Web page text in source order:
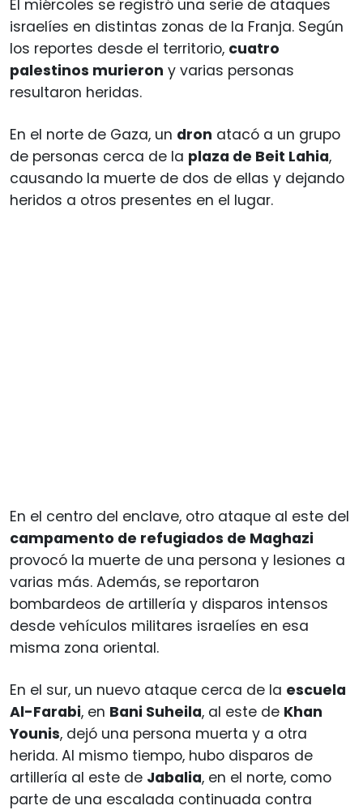
El miércoles se registró una serie de ataques
israelíes en distintas zonas de la Franja. Según
los reportes desde el territorio, cuatro
palestinos murieron y varias personas
resultaron heridas.
En el norte de Gaza, un dron atacó a un grupo
de personas cerca de la plaza de Beit Lahia,
causando la muerte de dos de ellas y dejando
heridos a otros presentes en el lugar.
En el centro del enclave, otro ataque al este del
campamento de refugiados de Maghazi
provocó la muerte de una persona y lesiones a
varias más. Además, se reportaron
bombardeos de artillería y disparos intensos
desde vehículos militares israelíes en esa
misma zona oriental.
En el sur, un nuevo ataque cerca de la escuela
Al-Farabi, en Bani Suheila, al este de Khan
Younis, dejó una persona muerta y a otra
herida. Al mismo tiempo, hubo disparos de
artillería al este de Jabalia, en el norte, como
parte de una escalada continuada contra